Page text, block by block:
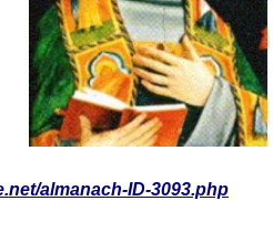
almanach-ID-3093.php